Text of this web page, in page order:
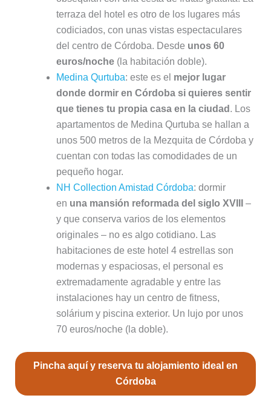
terraza del hotel es otro de los lugares más
codiciados, con unas vistas espectaculares
del centro de Córdoba. Desde unos 60
euros/noche(la habitación doble).
Medina Qurtuba: este es el mejor lugar
donde dormir en Córdoba si quieres sentir
que tienes tu propia casa en la ciudad . Los
apartamentos de Medina Qurtuba se hallan a
unos 500 metros de la Mezquita de Córdoba y
cuentan con todas las comodidades de un
pequeño hogar.
NH Collection Amistad Córdoba: dormir
en una mansión reformada del siglo XVIII
–
y que conserva varios de los elementos
originales – no es algo cotidiano. Las
habitaciones de este hotel 4 estrellas son
modernas y espaciosas, el personal es
extremadamente agradable y entre las
instalaciones hay un centro de fitness,
solárium y piscina exterior. Un lujo por unos
70 euros/noche (la doble).
Pincha aquí y reserva tu alojamiento ideal en
Córdoba